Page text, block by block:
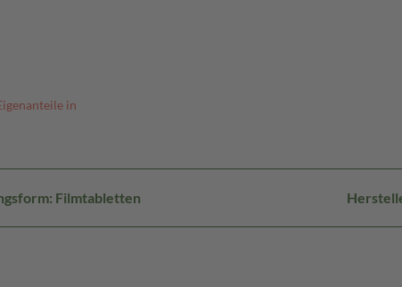
in
Filmtabletten